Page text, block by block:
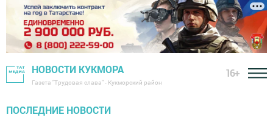
НОВОСТИ КУКМОРА
Газета "Трудовая слава" - Кукморский район
16+
ПОСЛЕДНИЕ НОВОСТИ